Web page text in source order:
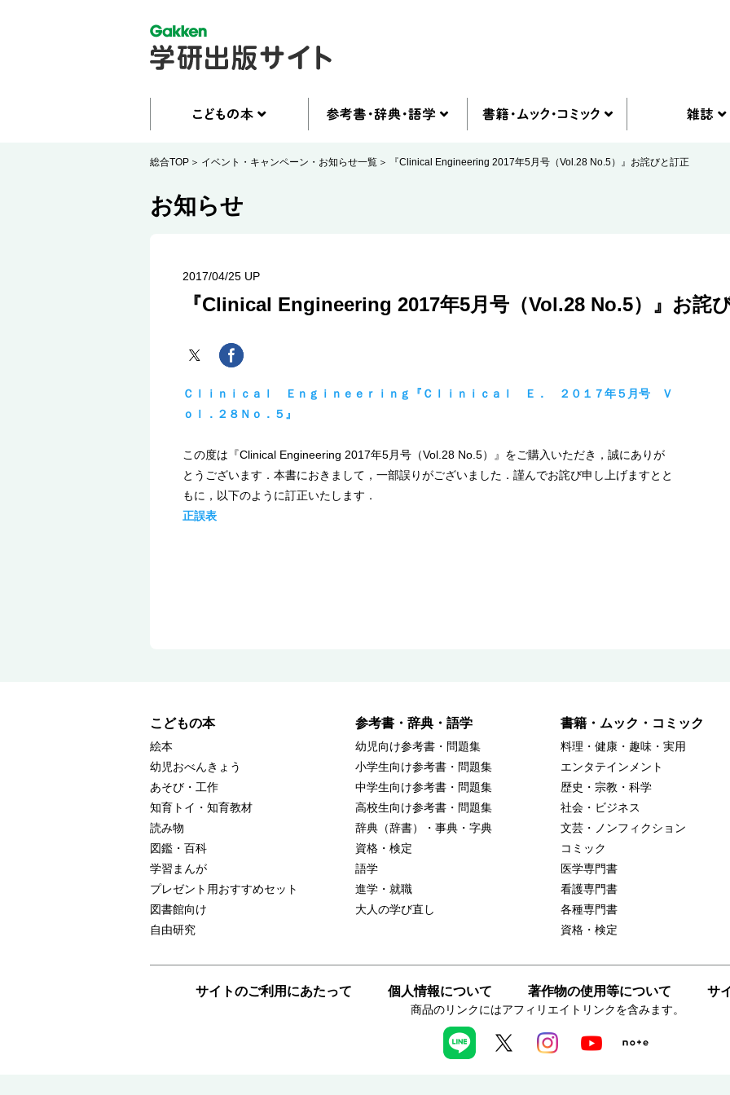
総合TOP イベント・キャンペーン・お知らせ一覧 『Clinical Engineering 2017年5月号（Vol.28 No.5）』お詫びと訂正
お知らせ
2017/04/25 UP
『Clinical Engineering 2017年5月号（Vol.28 No.5）』お詫
Ｃｌｉｎｉｃａｌ Ｅｎｇｉｎｅｅｒｉｎｇ『Ｃｌｉｎｉｃａｌ Ｅ． ２０１７年５月号 Ｖ
ｏｌ．２８Ｎｏ．５』
この度は『Clinical Engineering 2017年5月号（Vol.28 No.5）』をご購入いただき，誠にありが
とうございます．本書におきまして，一部誤りがございました．謹んでお詫び申し上げますとと
もに，以下のように訂正いたします．
正誤表
こどもの本
絵本
幼児おべんきょう
あそび・工作
知育トイ・知育教材
読み物
図鑑・百科
学習まんが
プレゼント用おすすめセット
図書館向け
自由研究
参考書・辞典・語学
幼児向け参考書・問題集
小学生向け参考書・問題集
中学生向け参考書・問題集
高校生向け参考書・問題集
辞典（辞書）・事典・字典
資格・検定
語学
進学・就職
大人の学び直し
書籍・ムック・コミック
料理・健康・趣味・実用
エンタテインメント
歴史・宗教・科学
社会・ビジネス
文芸・ノンフィクション
コミック
医学専門書
看護専門書
各種専門書
資格・検定
サイトのご利用にあたって 個人情報について 著作物の使用等について サ
商品のリンクにはアフィリエイトリンクを含みます。